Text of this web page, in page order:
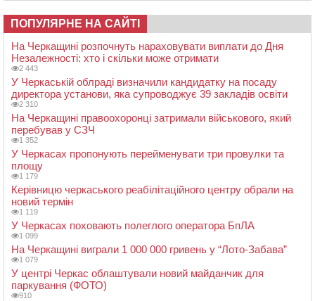
ПОПУЛЯРНЕ НА САЙТІ
На Черкащині розпочнуть нараховувати виплати до Дня
Незалежності: хто і скільки може отримати
2 443
У Черкаській облраді визначили кандидатку на посаду
директора установи, яка супроводжує 39 закладів освіти
2 310
На Черкащині правоохоронці затримали військового, який
перебував у СЗЧ
1 352
У Черкасах пропонують перейменувати три провулки та
площу
1 179
Керівницю черкаського реабілітаційного центру обрали на
новий термін
1 119
У Черкасах поховають полеглого оператора БпЛА
1 099
На Черкащині виграли 1 000 000 гривень у “Лото-Забава”
1 079
У центрі Черкас облаштували новий майданчик для
паркування (ФОТО)
910